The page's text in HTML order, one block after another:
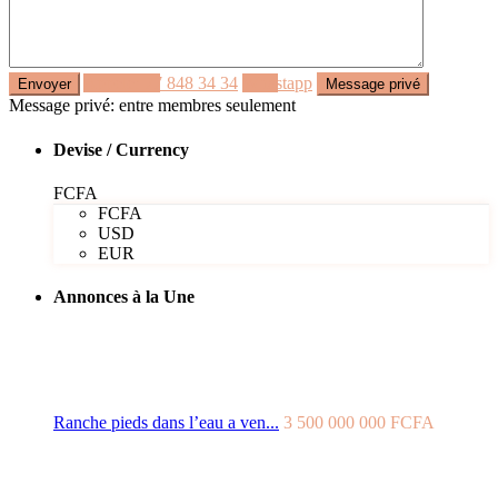
77 848 34 34
Whastapp
Message privé: entre membres seulement
Devise / Currency
FCFA
FCFA
USD
EUR
Annonces à la Une
Ranche pieds dans l’eau a ven... 3 500 000 000 FCFA